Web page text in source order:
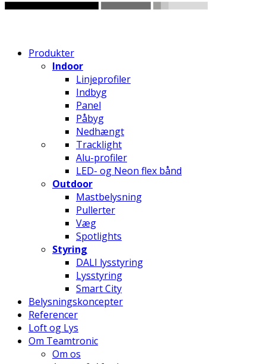
Produkter
Indoor
Linjeprofiler
Indbyg
Panel
Påbyg
Nedhængt
Tracklight
Alu-profiler
LED- og Neon flex bånd
Outdoor
Mastbelysning
Pullerter
Væg
Spotlights
Styring
DALI lysstyring
Lysstyring
Smart City
Belysningskoncepter
Referencer
Loft og Lys
Om Teamtronic
Om os